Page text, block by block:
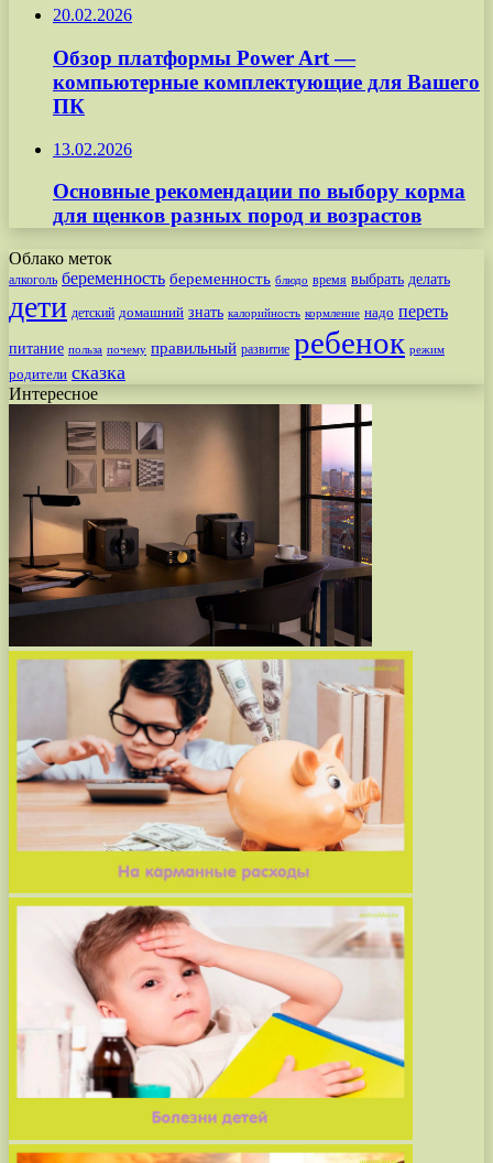
20.02.2026
Обзор платформы Power Art —
компьютерные комплектующие для Вашего
ПК
13.02.2026
Основные рекомендации по выбору корма
для щенков разных пород и возрастов
Облако меток
алкоголь беременность беременность блюдо время выбрать делать
дети детский домашний знать калорийность кормление надо переть
питание польза почему правильный развитие ребенок режим
родители сказка
Интересное